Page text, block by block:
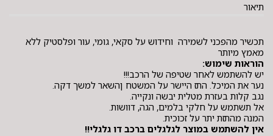
תיאור
תכשיר מהפכני לשמירה וחידוש על סקאי, גומי, עור ופלסטיק ללא
מאמץ מיותר
הוראות שימוש:
יש להשתמש לאחר שטיפה של הרכב!!!
נער את המיכל. התז היישר על המשטח ןהשאר למשך דקה.
נגב קלות בעזרת מטלית יבשה ונקייה.
אל תשתמש על חלקי בלמים, הגה, דוושות.
המנה מהתזת יתר על זכוכית.
אין להשתמש במוצר לגלגלים ברכב דו גלגלי!!